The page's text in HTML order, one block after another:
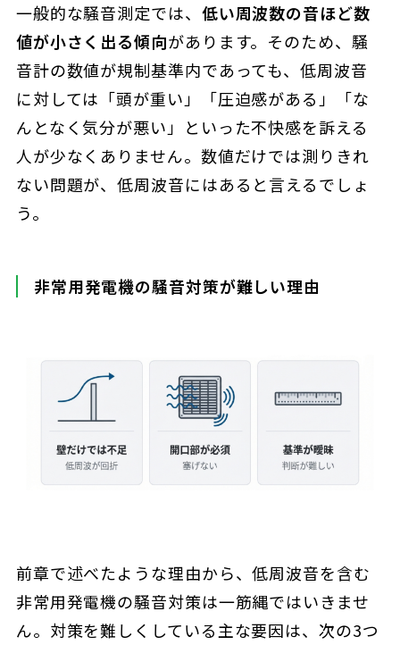
一般的な騒音測定では、 低い周波数の音ほど数
値が小さく出る傾向があります。そのため、騒
音計の数値が規制基準内であっても、低周波音
に対しては「頭が重い」「圧迫感がある」「な
んとなく気分が悪い」といった不快感を訴える
人が少なくありません。数値だけでは測りきれ
ない問題が、低周波音にはあると言えるでしょ
う。
非常用発電機の騒音対策が難しい理由
前章で述べたような理由から、低周波音を含む
非常用発電機の騒音対策は一筋縄ではいきませ
ん。対策を難しくしている主な要因は、次の3つ